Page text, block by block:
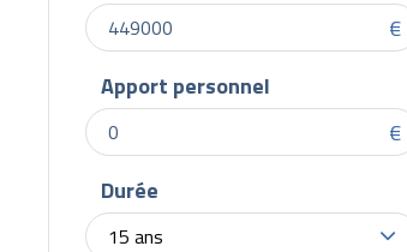
€
Apport personnel
€
Durée
15 ans